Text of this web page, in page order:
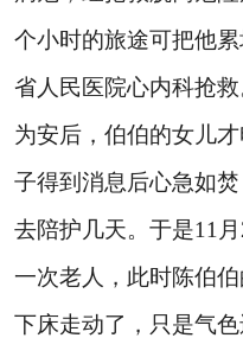
个小时的旅途可把他
省人民医院心内科抢
为安后，伯伯的女儿
子得到消息后心急如
去陪护几天。于是11 月
一次老人，此时陈伯
下床走动了，只是气